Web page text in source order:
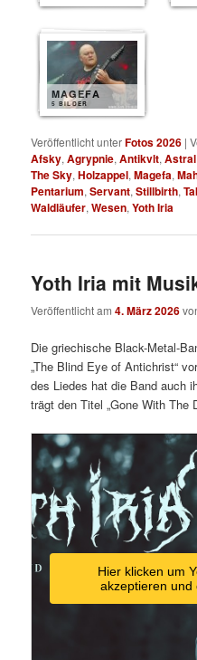
MAGEFA
5 BILDER
Veröffentlicht unterFotos 2026 |
Afsky,Agrypnie,Antikvlt,
The Sky,Holzappel,Magefa,
Pentarium,Servant,Stillbirth,
Waldläufer,Wesen,Yoth Iria
Yoth Iria mit
Veröffentlicht am4. März 2026
Die griechische Black-Metal-
„The Blind Eye of Antichrist“
des Liedes hat die Band auch
trägt den Titel „Gone With The
Hier klicken um
akzeptieren und